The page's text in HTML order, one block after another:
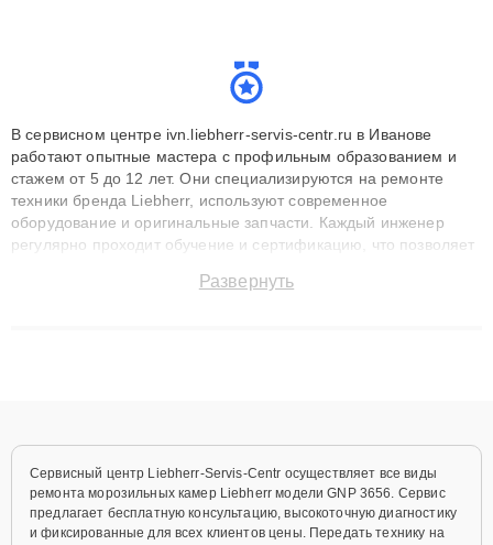
В сервисном центре ivn.liebherr-servis-centr.ru в Иванове
работают опытные мастера с профильным образованием и
стажем от 5 до 12 лет. Они специализируются на ремонте
техники бренда Liebherr, используют современное
оборудование и оригинальные запчасти. Каждый инженер
регулярно проходит обучение и сертификацию, что позволяет
технику с сохранением гарантии до 3 лет. Наши мастера
Развернуть
Сервисный центр Liebherr-Servis-Centr осуществляет все виды
ремонта морозильных камер Liebherr модели GNP 3656. Сервис
предлагает бесплатную консультацию, высокоточную диагностику
и фиксированные для всех клиентов цены. Передать технику на